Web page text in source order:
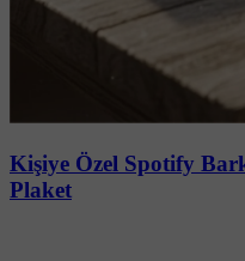
Kişiye Özel Spotify
Plaket